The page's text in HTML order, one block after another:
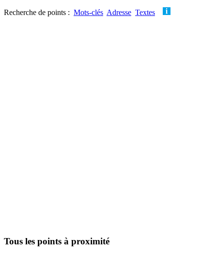
Recherche de points : Mots-clés Adresse Textes
Tous les points à proximité